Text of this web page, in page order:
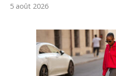
5 août 2026